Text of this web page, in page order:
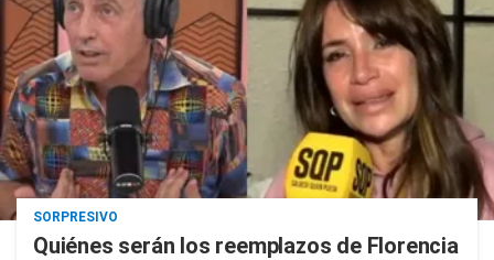
SORPRESIVO
Quiénes serán los reemplazos de Florencia